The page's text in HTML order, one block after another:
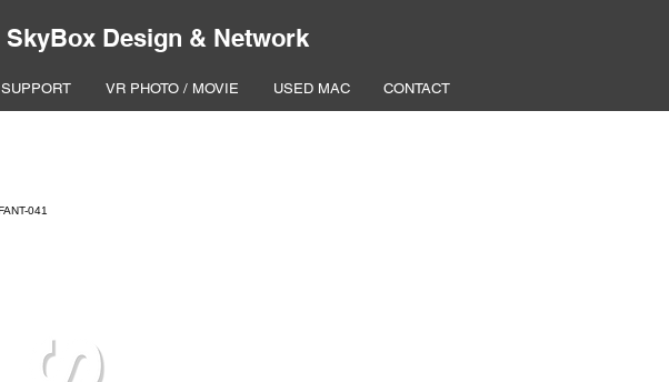
SkyBox Design & Network
SUPPORT VR PHOTO / MOVIE USED MAC CONTACT